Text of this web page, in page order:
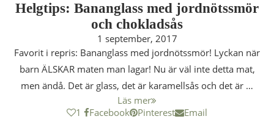
Helgtips: Bananglass med jordnötssmör
och chokladsås
1 september, 2017
Favorit i repris: Bananglass med jordnötssmör! Lyckan när
barn ÄLSKAR maten man lagar! Nu är väl inte detta mat,
men ändå. Det är glass, det är karamellsås och det är …
Läs mer
1
Facebook Pinterest Email